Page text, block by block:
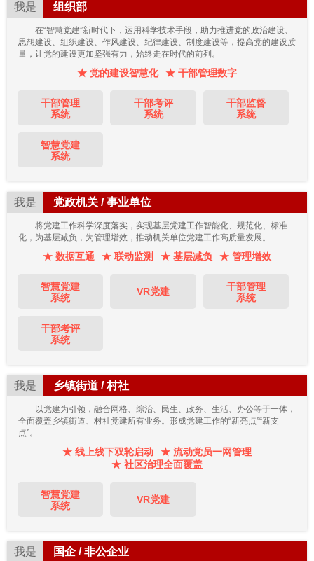
我是 组织部
在“智慧党建”新时代下，运用科学技术手段，助力推进党的政治建设、
思想建设、组织建设、作风建设、纪律建设、制度建设等，提高党的建设质
量，让党的建设更加坚强有力，始终走在时代的前列。
★ 党的建设智慧化 ★ 干部管理数字
干部管理
系统
干部考评
系统
干部监督
系统
智慧党建
系统
我是 党政机关 / 事业单位
将党建工作科学深度落实，实现基层党建工作智能化、规范化、标准
化，为基层减负，为管理增效，推动机关单位党建工作高质量发展。
★ 数据互通 ★ 联动监测 ★ 基层减负 ★ 管理增效
智慧党建
系统
VR党建
干部管理
系统
干部考评
系统
我是 乡镇街道 / 村社
以党建为引领，融合网格、综治、民生、政务、生活、办公等于一体，
全面覆盖乡镇街道、村社党建所有业务。形成党建工作的“新亮点”“新支
点”。
★ 线上线下双轮启动
★ 流动党员一网管理
★ 社区治理全面覆盖
智慧党建
系统
VR党建
我是 国企 / 非公企业